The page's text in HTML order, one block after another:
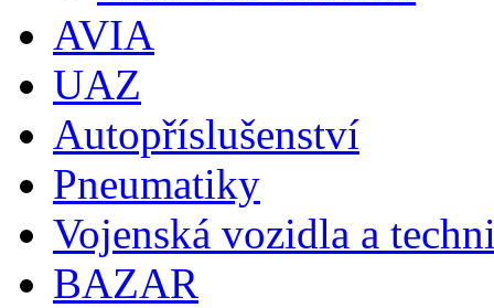
AVIA
UAZ
Autopříslušenství
Pneumatiky
Vojenská vozidla a
BAZAR